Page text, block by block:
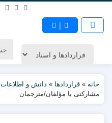
|
خانه » قراردادها » دانش و اطلاعات
مشارکتی با مؤلفان/مترجمان